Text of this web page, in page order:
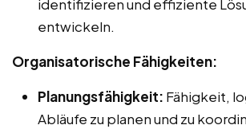
identifizieren und effiziente
entwickeln.
Organisatorische Fähigkeiten:
Planungsfähigkeit: Fähigkeit,
Abläufe zu planen und zu